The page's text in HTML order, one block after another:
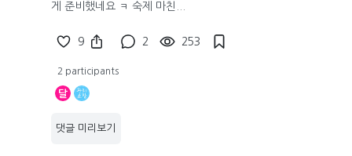
게 준비했네요 ㅋ 숙제 마친...
9 2 253
2 participants
달
댓글 미리보기